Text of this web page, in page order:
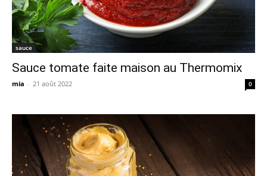
sauce
Sauce tomate faite maison au Thermomix
mia - 21 août 2022 0